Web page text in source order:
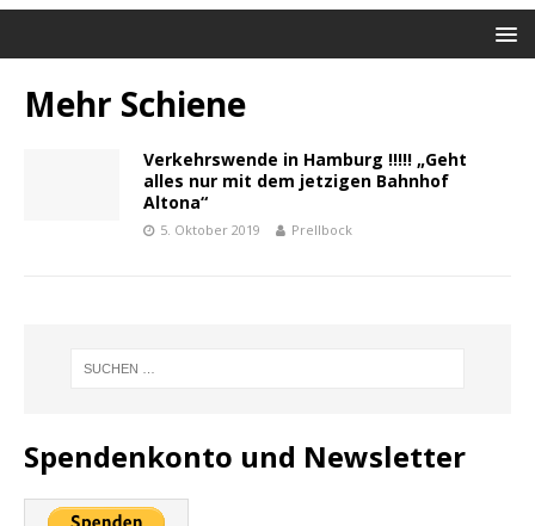
Mehr Schiene
Verkehrswende in Hamburg !!!!! „Geht
alles nur mit dem jetzigen Bahnhof
Altona“
5. Oktober 2019 Prellbock
Spendenkonto und Newsletter